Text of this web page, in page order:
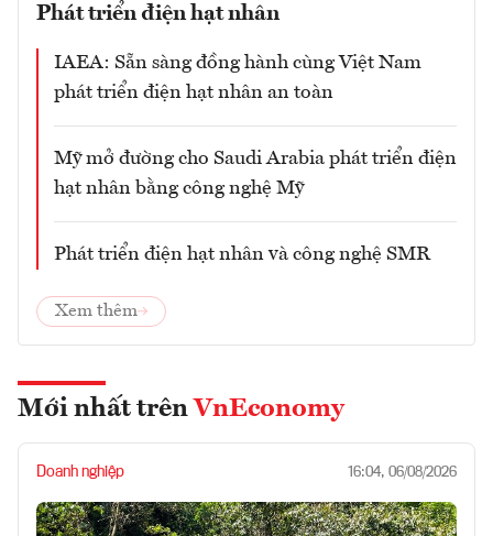
Phát triển điện hạt nhân
IAEA: Sẵn sàng đồng hành cùng Việt Nam
phát triển điện hạt nhân an toàn
Mỹ mở đường cho Saudi Arabia phát triển điện
hạt nhân bằng công nghệ Mỹ
Phát triển điện hạt nhân và công nghệ SMR
Xem thêm
Mới nhất trên VnEconomy
Doanh nghiệp 16:04, 06/08/2026